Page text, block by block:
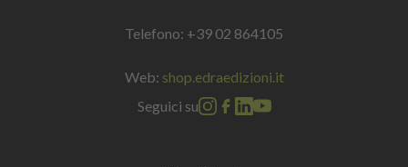
Telefono: +39 02 864105
Web: shop.edraedizioni.it
Seguici su